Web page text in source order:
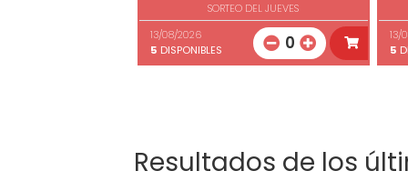
SORTEO DEL JUEVES
13/08/2026
5 DISPONIBLES 0
13/
5
Resultados de los